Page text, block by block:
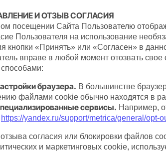
И ОТЗЫВ СОГЛАСИЯ
посещении Сайта Пользователю
Пользователя на использование
кнопки «Принять» или «Согласен» в
вправе в любой момент отозвать
браузера. В большинстве
файлами cookie обычно находятся в
сервисы. Например,
https://yandex.ru/support/metrica/general/opt-
согласия или блокировки файлов
и маркетинговых cookie,